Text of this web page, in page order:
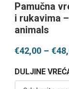
Pamučna
i rukavima
animals
€42,00 – €
DULJINE